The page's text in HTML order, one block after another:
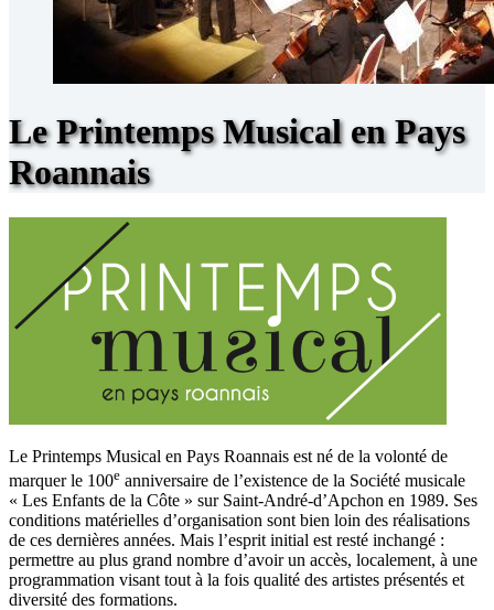
Le Printemps Musical en Pays
Roannais
Le Printemps Musical en Pays Roannais est né de la volonté de
marquer le 100e anniversaire de l’existence de la Société musicale
« Les Enfants de la Côte » sur Saint-André-d’Apchon en 1989. Ses
conditions matérielles d’organisation sont bien loin des réalisations
de ces dernières années. Mais l’esprit initial est resté inchangé :
permettre au plus grand nombre d’avoir un accès, localement, à une
programmation visant tout à la fois qualité des artistes présentés et
diversité des formations.